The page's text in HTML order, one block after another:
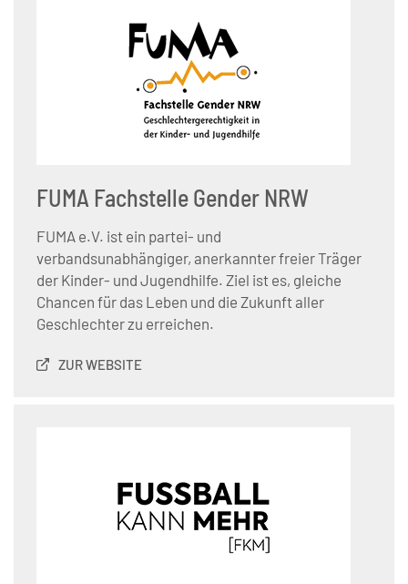
FUMA Fachstelle Gender NRW
FUMA e.V. ist ein partei- und
verbandsunabhängiger, anerkannter freier Träger
der Kinder- und Jugendhilfe. Ziel ist es, gleiche
Chancen für das Leben und die Zukunft aller
Geschlechter zu erreichen.
ZUR WEBSITE